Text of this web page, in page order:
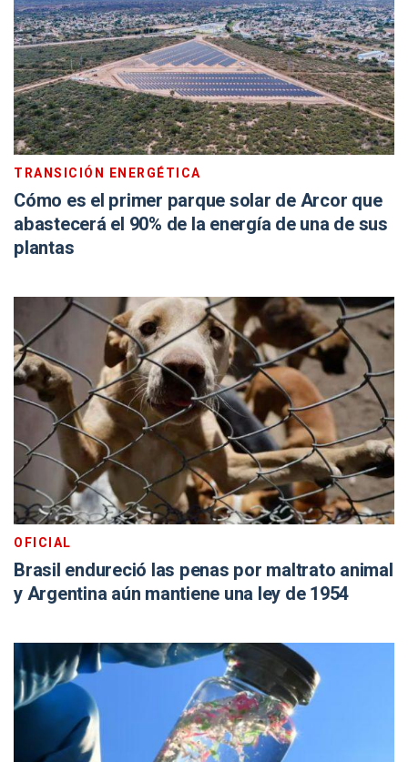
TRANSICIÓN ENERGÉTICA
Cómo es el primer parque solar de Arcor que
abastecerá el 90% de la energía de una de sus
plantas
OFICIAL
Brasil endureció las penas por maltrato animal
y Argentina aún mantiene una ley de 1954